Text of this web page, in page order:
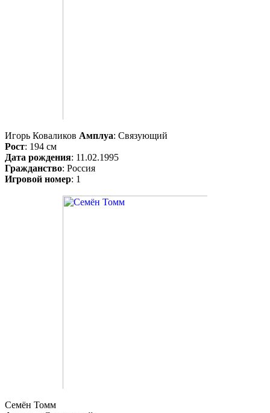
Игорь Коваликов Амплуа: Связующий
Рост: 194 см
Дата рождения: 11.02.1995
Гражданство: Россия
Игровой номер: 1
Семён Томм